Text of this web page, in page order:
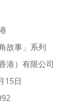
故事」系列
港）有限公司
15日